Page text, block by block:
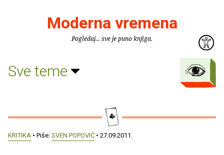
Moderna vremena
Pogledaj... sve je puno knjiga.
Sve teme
KRITIKA • Piše: SVEN POPOVIĆ • 27.09.2011.